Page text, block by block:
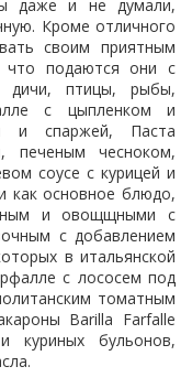
даже и не думали,
Кроме отличного
своим приятным
подаются они с
дичи, птицы, рыбы,
с цыпленком и
и спаржей, Паста
печеным чесноком,
соусе с курицей и
как основное блюдо,
и овощщными с
с добавлением
в итальянской
с лососем под
томатным
Barilla Farfalle
куриных бульонов,